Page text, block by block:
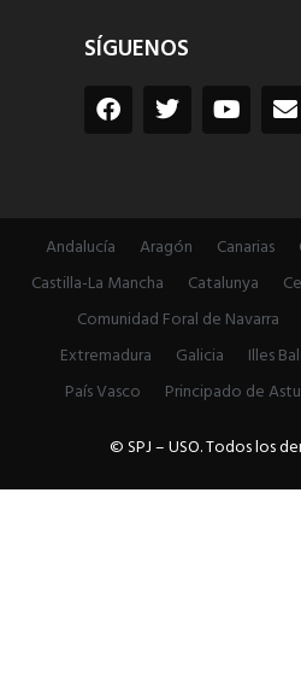
SÍGUENOS
Andalucía Aragón Canarias
Castilla-La Mancha
Catalunya
Comunidad Foral de Navarra
Extremadura
Galicia Illes
País Vasco
Principado de
© SPJ – USO. Todos los